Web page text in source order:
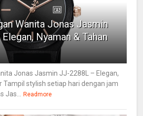
Wanita Jonas Jasmin
Nyaman & Tahan
Jonas Jasmin JJ-2288L – Elegan,
Tampil stylish setiap hari dengan jam
Jas... Readmore